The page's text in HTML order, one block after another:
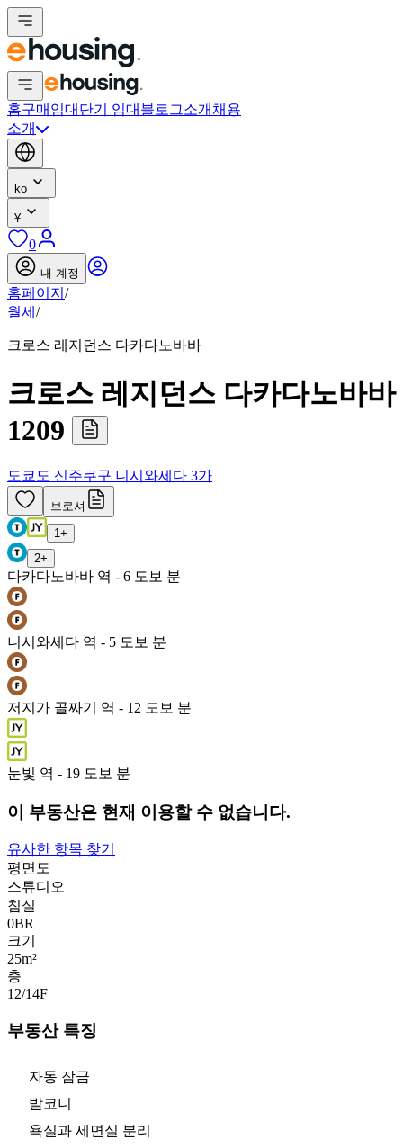
홈구매 임대 단기 임대 블로그소개 채용
소개
ko
¥
0
내 계정
홈페이지 /
월세 /
크로스 레지던스 다카다노바바
크로스 레지던스 다카다노바바
1209
도쿄도 신주쿠구 니시와세다 3가
브로셔
1 +
2+
다카다노바바 역 - 6 도보 분
니시와세다 역 - 5 도보 분
저지가 골짜기 역 - 12 도보 분
눈빛 역 - 19 도보 분
이 부동산은 현재 이용할 수 없습니다.
유사한 항목 찾기
평면도
스튜디오
침실
0BR
크기
25m²
층
12/14F
부동산 특징
자동 잠금
발코니
욕실과 세면실 분리